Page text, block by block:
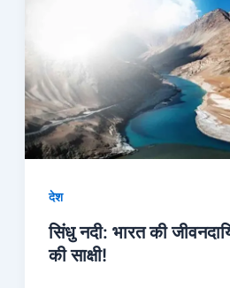
देश
सिंधु नदी: भारत की
की साक्षी!